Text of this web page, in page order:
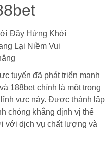
tuyến đã phát triển mạnh
188bet chính là một trong
vực này. Được thành lập
chóng khẳng định vị thế
với dịch vụ chất lượng và